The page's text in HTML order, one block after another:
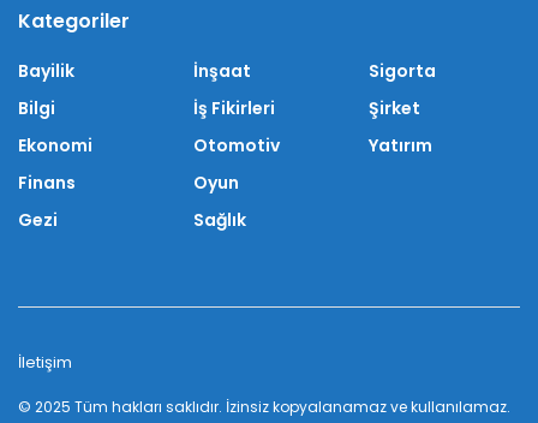
Kategoriler
Bayilik
Bilgi
Ekonomi
Finans
Gezi
İnşaat
İş Fikirleri
Otomotiv
Oyun
Sağlık
Sigorta
Şirket
Yatırım
İletişim
© 2025 Tüm hakları saklıdır. İzinsiz kopyalanamaz ve kullanılamaz.